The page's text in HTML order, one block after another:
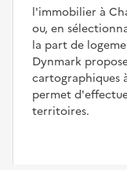
l'immobilier à
ou, en
la part de
Dynmark
cartographiques
permet
territoires.